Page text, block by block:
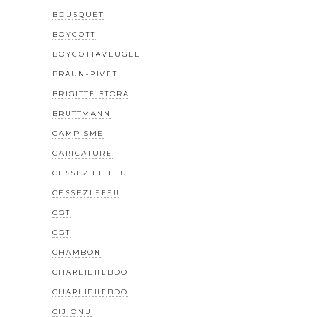
BOUSQUET
BOYCOTT
BOYCOTTAVEUGLE
BRAUN-PIVET
BRIGITTE STORA
BRUTTMANN
CAMPISME
CARICATURE
CESSEZ LE FEU
CESSEZLEFEU
CGT
CGT
CHAMBON
CHARLIEHEBDO
CHARLIEHEBDO
CIJ ONU